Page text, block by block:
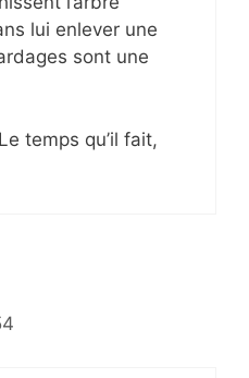
lui enlever une
sont une
temps qu’il fait,